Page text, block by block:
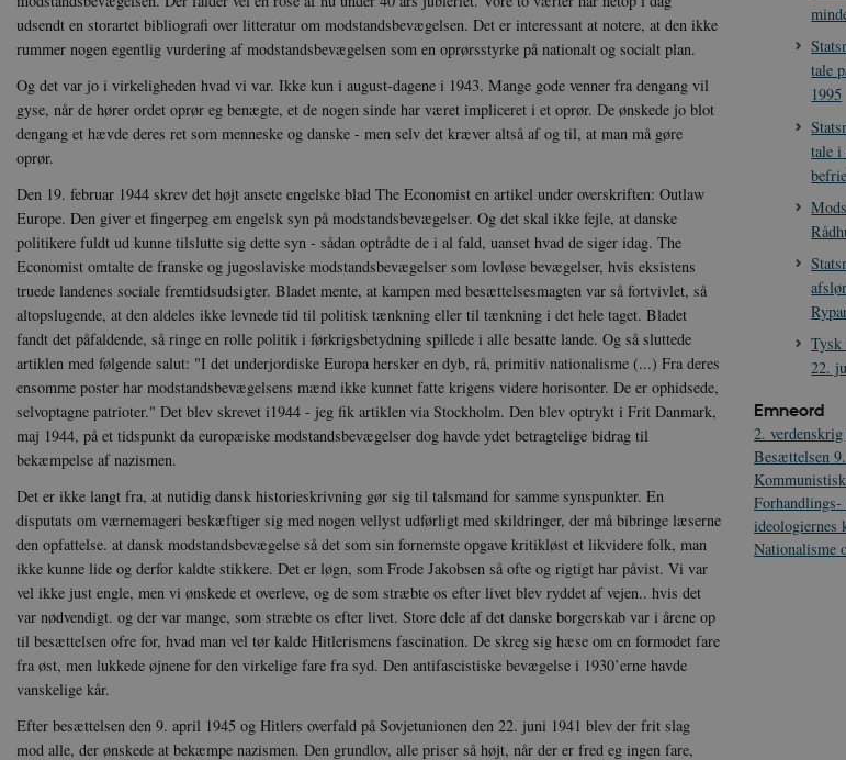
udsendt en storartet bibliografi over litteratur om modstandsbevægelsen. Det er interessant at notere, at den ikke
rummer nogen egentlig vurdering af modstandsbevægelsen som en oprørsstyrke på nationalt og socialt plan.
Og det var jo i virkeligheden hvad vi var. Ikke kun i august-dagene i 1943. Mange gode venner fra dengang vil
gyse, når de hører ordet oprør eg benægte, et de nogen sinde har været impliceret i et oprør. De ønskede jo blot
dengang et hævde deres ret som menneske og danske - men selv det kræver altså af og til, at man må gøre
oprør.
Den 19. februar 1944 skrev det højt ansete engelske blad The Economist en artikel under overskriften: Outlaw
Europe. Den giver et fingerpeg em engelsk syn på modstandsbevægelser. Og det skal ikke fejle, at danske
politikere fuldt ud kunne tilslutte sig dette syn - sådan optrådte de i al fald, uanset hvad de siger idag. The
Economist omtalte de franske og jugoslaviske modstandsbevægelser som lovløse bevægelser, hvis eksistens
truede landenes sociale fremtidsudsigter. Bladet mente, at kampen med besættelsesmagten var så fortvivlet, så
altopslugende, at den aldeles ikke levnede tid til politisk tænkning eller til tænkning i det hele taget. Bladet
fandt det påfaldende, så ringe en rolle politik i førkrigsbetydning spillede i alle besatte lande. Og så sluttede
artiklen med følgende salut: "I det underjordiske Europa hersker en dyb, rå, primitiv nationalisme (...) Fra deres
ensomme poster har modstandsbevægelsens mænd ikke kunnet fatte krigens videre horisonter. De er ophidsede,
selvoptagne patrioter." Det blev skrevet i1944 - jeg fik artiklen via Stockholm. Den blev optrykt i Frit Danmark,
maj 1944, på et tidspunkt da europæiske modstandsbevægelser dog havde ydet betragtelige bidrag til
bekæmpelse af nazismen.
Det er ikke langt fra, at nutidig dansk historieskrivning gør sig til talsmand for samme synspunkter. En
disputats om værnemageri beskæftiger sig med nogen vellyst udførligt med skildringer, der må bibringe læserne
den opfattelse. at dansk modstandsbevægelse så det som sin fornemste opgave kritikløst et likvidere folk, man
ikke kunne lide og derfor kaldte stikkere. Det er løgn, som Frode Jakobsen så ofte og rigtigt har påvist. Vi var
vel ikke just engle, men vi ønskede et overleve, og de som stræbte os efter livet blev ryddet af vejen.. hvis det
var nødvendigt. og der var mange, som stræbte os efter livet. Store dele af det danske borgerskab var i årene op
til besættelsen ofre for, hvad man vel tør kalde Hitlerismens fascination. De skreg sig hæse om en formodet fare
fra øst, men lukkede øjnene for den virkelige fare fra syd. Den antifascistiske bevægelse i 1930’erne havde
vanskelige kår.
Efter besættelsen den 9. april 1945 og Hitlers overfald på Sovjetunionen den 22. juni 1941 blev der frit slag
mod alle, der ønskede at bekæmpe nazismen. Den grundlov, alle priser så højt, når der er fred eg ingen fare,
tale
1995
tale i
Tysk
22.
Emneord
2. verdenskrig
Besættelsen
ideologiernes
Nationalisme